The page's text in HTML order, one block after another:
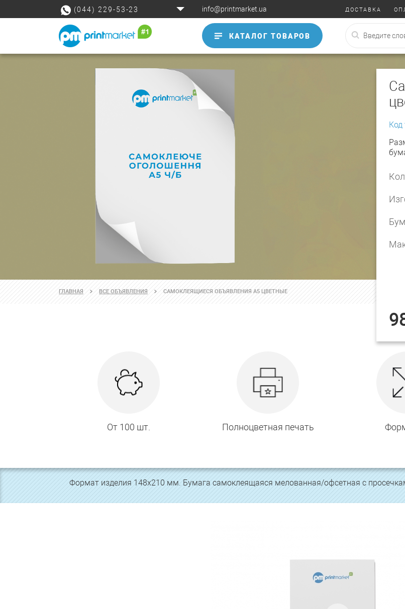
(044) 229-53-23 info@printmarket.ua ДОСТАВКА
КАТАЛОГ ТОВАРОВ
Код
ГЛАВНАЯ ВСЕ ОБЪЯВЛЕНИЯ САМОКЛЕЯЩИЕСЯ ОБЪЯВЛЕНИЯ А5 ЦВЕТНЫЕ
От 100 шт. Полноцветная печать
Формат изделия 148х210 мм. Бумага самоклеящаяся мелованная/офсетная с